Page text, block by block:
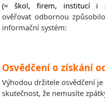
(= škol, firem, institucí i
ověřovat odbornou
informační systém:
Osvědčení o získání
Výhodou držitele osvědčení
skutečnost, že nemusíte